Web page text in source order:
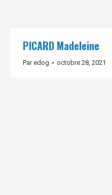
PICARD Madeleine
Paredog octobre 28, 2021